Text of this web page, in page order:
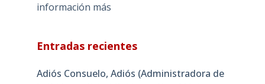
información más
Entradas recientes
Adiós Consuelo, Adiós (Administradora de